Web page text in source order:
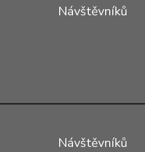
Návštěvníků
Návštěvníků